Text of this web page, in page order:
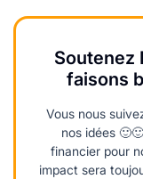
Soutenez
faisons
Vous nous
nos idées
financier pour
impact sera